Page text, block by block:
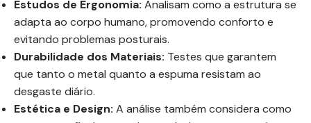
Estudos de Ergonomia: Analisam como a estrutura se
adapta ao corpo humano, promovendo conforto e
evitando problemas posturais.
Durabilidade dos Materiais: Testes que garantem
que tanto o metal quanto a espuma resistam ao
desgaste diário.
Estética e Design: A análise também considera como